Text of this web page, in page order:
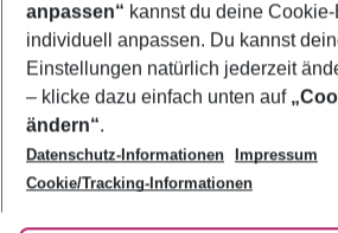
Footer
Footer navigation
Über uns
AGB
Bestpreisgarantie
Cookie-Einstellungen ändern
Cookie-Richtlinie
Agenturbetreuung
Barrierefreies Reisen
Folge uns
anpassen“ kannst du deine
individuell anpassen. Du kannst
Einstellungen natürlich jederzeit
– klicke dazu einfach unten auf
ändern“.
Datenschutz-Informationen
Impressum
Cookie/Tracking-Informationen